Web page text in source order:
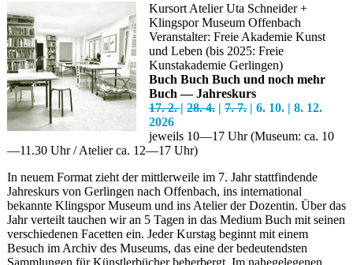
Kursort Atelier Uta Schneider +
Klingspor Museum Offenbach
Veranstalter: Freie Akademie Kunst
und Leben (bis 2025: Freie
Kunstakademie Gerlingen)
Buch Buch Buch und noch mehr
Buch — Jahreskurs
17. 2.|28. 4.|7. 7.| 6. 10. | 8. 12.
2026
jeweils 10—17 Uhr (Museum: ca. 10
—11.30 Uhr / Atelier ca. 12—17 Uhr)
In neuem Format zieht der mittlerweile im 7. Jahr stattfindende
Jahreskurs von Gerlingen nach Offenbach, ins international
bekannte Klingspor Museum und ins Atelier der Dozentin. Über das
Jahr verteilt tauchen wir an 5 Tagen in das Medium Buch mit seinen
verschiedenen Facetten ein. Jeder Kurstag beginnt mit einem
Besuch im Archiv des Museums, das eine der bedeutendsten
Sammlungen für Künstlerbücher beherbergt. Im nahegelegenen